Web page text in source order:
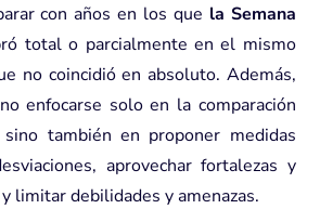
con años en los que la Semana
total o parcialmente en el mismo
no coincidió en absoluto. Además,
enfocarse solo en la comparación
también en proponer medidas
aprovechar fortalezas y
limitar debilidades y amenazas.